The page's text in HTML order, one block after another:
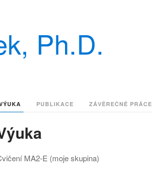
Ph.D.
PUBLIKACE ZÁVĚREČNÉ PRÁCE
MA2-E (moje skupina)